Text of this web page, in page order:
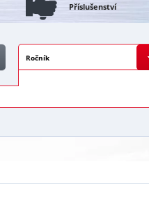
Příslušenství
Ročník